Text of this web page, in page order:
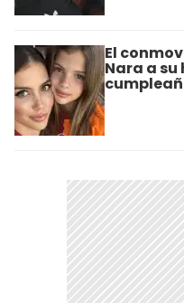
El
Nara a su